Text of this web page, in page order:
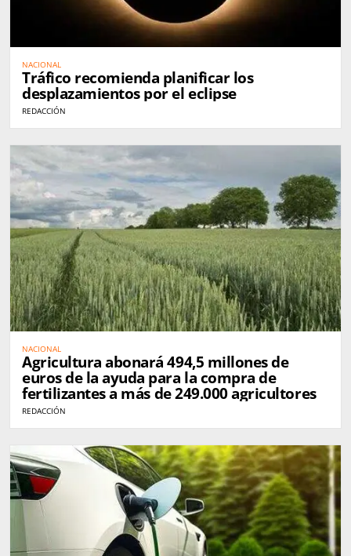
NACIONAL
Tráfico recomienda planificar los
desplazamientos por el eclipse
REDACCIÓN
NACIONAL
Agricultura abonará 494,5 millones de
euros de la ayuda para la compra de
fertilizantes a más de 249.000 agricultores
REDACCIÓN